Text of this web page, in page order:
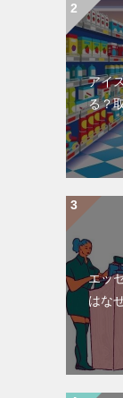
アイ
る？
エッ
はな